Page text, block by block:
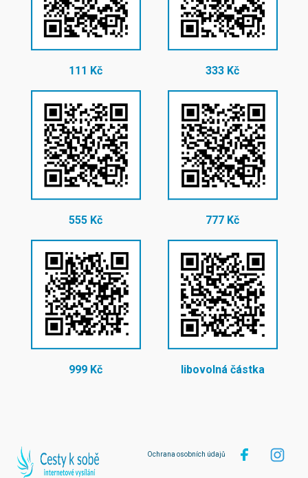
111 Kč 333 Kč
555 Kč 777 Kč
999 Kč libovolná částka
Ochrana osobních údajů